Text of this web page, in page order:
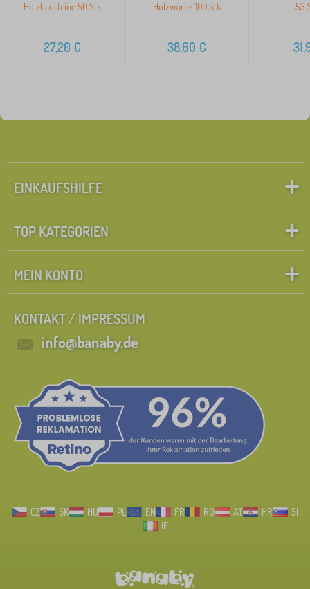
Holzbausteine 50 Stk
27,20 €
Holzwürfel 100 Stk
38,60 €
53
EINKAUFSHILFE
TOP KATEGORIEN
MEIN KONTO
KONTAKT / IMPRESSUM
info@banaby.de
CZ SK HU PL EN FR RO AT HR
SI
IE